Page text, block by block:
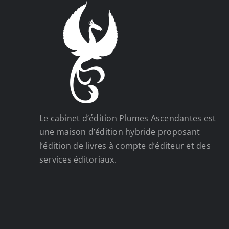
Le cabinet d’édition Plumes Ascendantes est
une maison d’édition hybride proposant
l’édition de livres à compte d’éditeur et des
services éditoriaux.